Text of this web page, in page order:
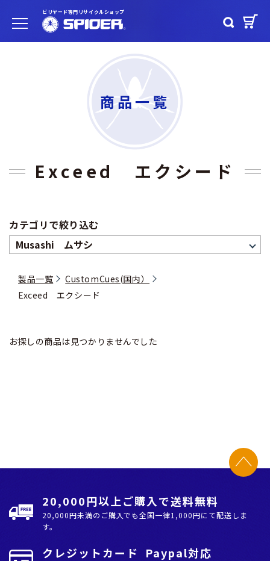
ビリヤード専門リサイクルショップ
商品一覧
Exceed エクシード
カテゴリで絞り込む
製品一覧
CustomCues(国内）
Exceed エクシード
お探しの商品は見つかりませんでした
20,000円以上ご購入で送料無料
20,000円未満のご購入でも全国⼀律1,000円にて配送しま
す。
クレジットカード Paypal対応